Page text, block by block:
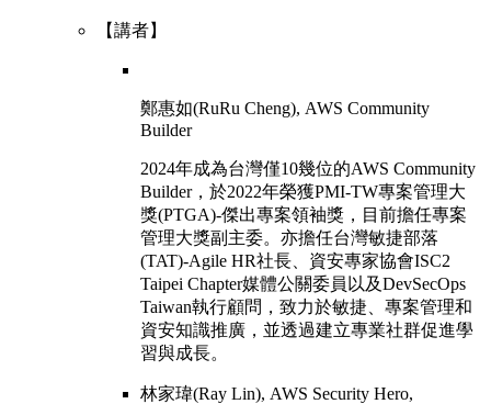
【講者】
鄭惠如(RuRu Cheng), AWS Community
Builder
2024年成為台灣僅10幾位的AWS Community
Builder，於2022年榮獲PMI-TW專案管理大
獎(PTGA)-傑出專案領袖獎，目前擔任專案
管理大獎副主委。亦擔任台灣敏捷部落
(TAT)-Agile HR社長、資安專家協會ISC2
Taipei Chapter媒體公關委員以及DevSecOps
Taiwan執行顧問，致力於敏捷、專案管理和
資安知識推廣，並透過建立專業社群促進學
習與成長。
林家瑋(Ray Lin), AWS Security Hero,